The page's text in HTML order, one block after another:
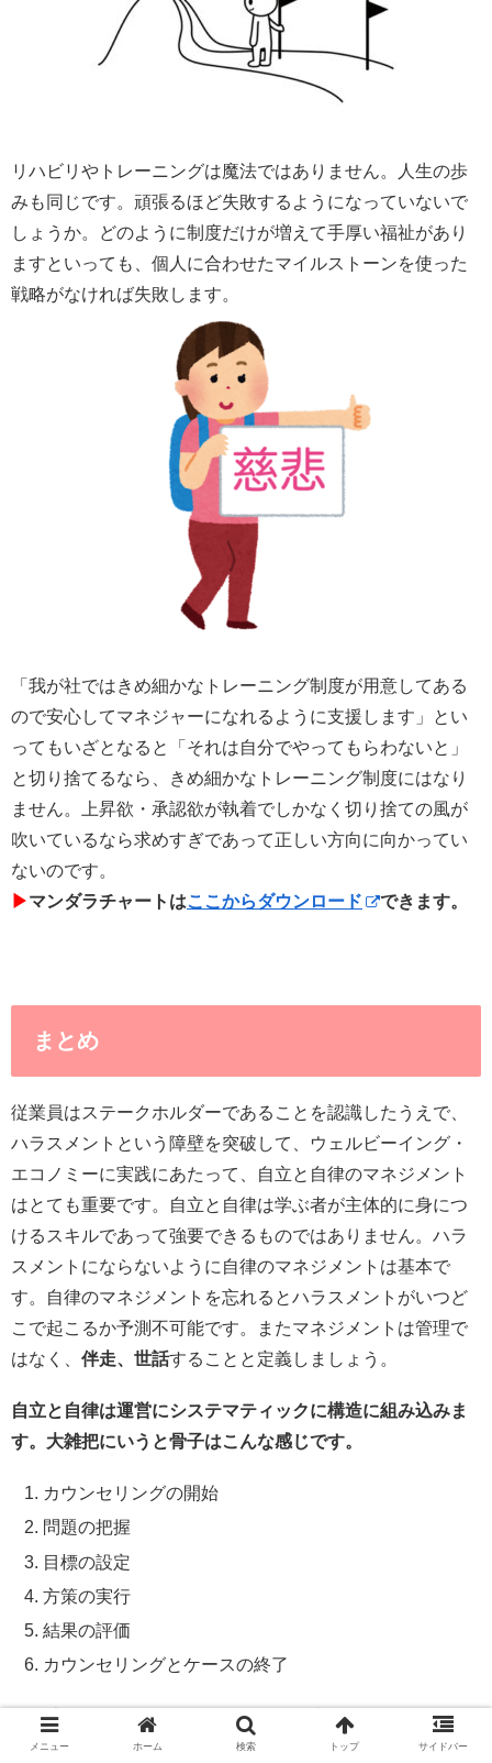
リハビリやトレーニングは魔法ではありません。人生の歩
みも同じです。頑張るほど失敗するようになっていないで
しょうか。どのように制度だけが増えて手厚い福祉があり
ますといっても、個人に合わせたマイルストーンを使った
戦略がなければ失敗します。
「我が社ではきめ細かなトレーニング制度が用意してある
ので安心してマネジャーになれるように支援します」とい
ってもいざとなると「それは自分でやってもらわないと」
と切り捨てるなら、きめ細かなトレーニング制度にはなり
ません。上昇欲・承認欲が執着でしかなく切り捨ての風が
吹いているなら求めすぎであって正しい方向に向かってい
ないのです。
▶︎マンダラチャートはここからダウンロード できます。
まとめ
従業員はステークホルダーであることを認識したうえで、
ハラスメントという障壁を突破して、ウェルビーイング・
エコノミーに実践にあたって、自立と自律のマネジメント
はとても重要です。自立と自律は学ぶ者が主体的に身につ
けるスキルであって強要できるものではありません。ハラ
スメントにならないように自律のマネジメントは基本で
す。自律のマネジメントを忘れるとハラスメントがいつど
こで起こるか予測不可能です。またマネジメントは管理で
はなく、 伴走、世話することと定義しましょう。
自立と自律は運営にシステマティックに構造に組み込みま
す。大雑把にいうと骨子はこんな感じです。
カウンセリングの開始
問題の把握
目標の設定
方策の実行
結果の評価
カウンセリングとケースの終了
この流れに、マンダラチャートを組み込みマンダラチャー
トの成就をバックアップします。両界マンダラなマンダラ
メニュー ホーム 検索 トップ サイドバー